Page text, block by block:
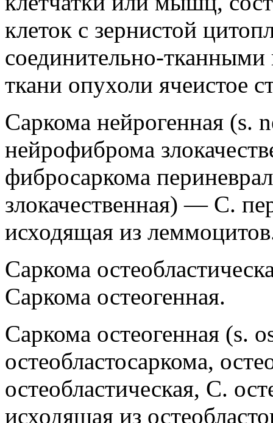
клеток с зернистой
соединительно-
ткани опухоли ячеистое
Саркома нейрогенная (s.
нейрофиброма
фибросаркома
злокачественная) — С.
исходящая из
Саркома
Саркома остеогенная.
Саркома остеогенная (s.
остеобластосаркома,
остеобластическая, С.
исходящая из